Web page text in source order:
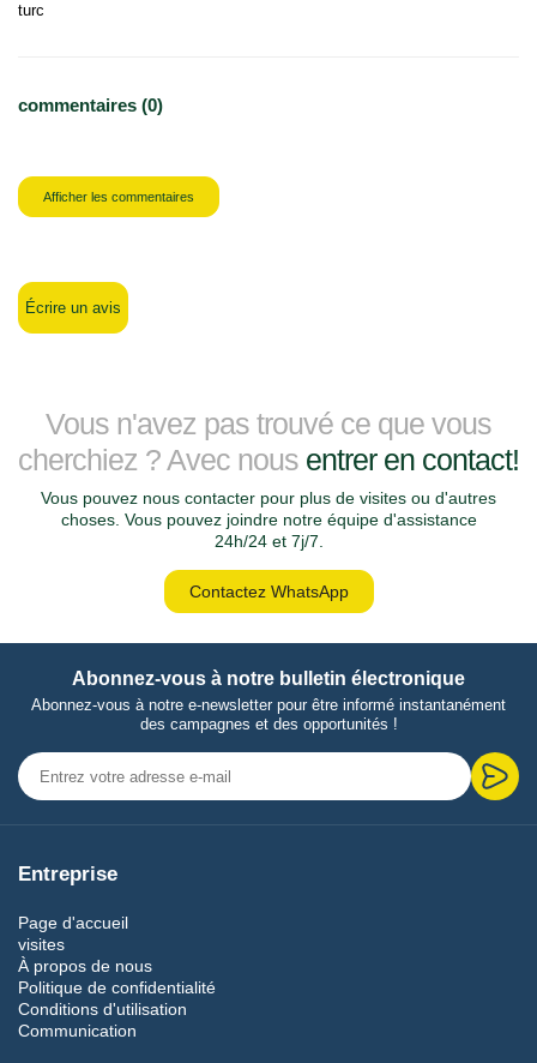
turc
commentaires (0)
Afficher les commentaires
Écrire un avis
Vous n'avez pas trouvé ce que vous
cherchiez ? Avec nous entrer en contact!
Vous pouvez nous contacter pour plus de visites ou d'autres
choses. Vous pouvez joindre notre équipe d'assistance
24h/24 et 7j/7.
Contactez WhatsApp
Abonnez-vous à notre bulletin électronique
Abonnez-vous à notre e-newsletter pour être informé instantanément
des campagnes et des opportunités !
Entreprise
Page d'accueil
visites
À propos de nous
Politique de confidentialité
Conditions d'utilisation
Communication